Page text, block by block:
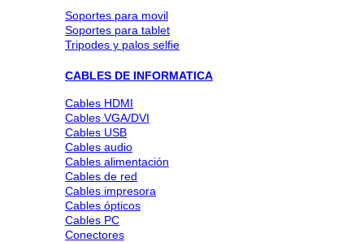
Soportes para movil
Soportes para tablet
Tripodes y palos selfie
CABLES DE INFORMATICA
Cables HDMI
Cables VGA/DVI
Cables USB
Cables audio
Cables alimentación
Cables de red
Cables impresora
Cables ópticos
Cables PC
Conectores